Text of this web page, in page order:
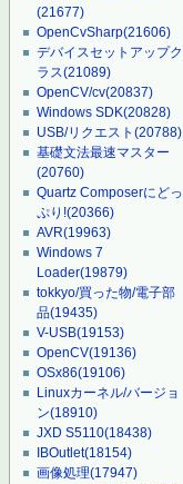
(21677)
OpenCvSharp(21606)
デバイスセットアップク
ラス(21089)
OpenCV/cv(20837)
Windows SDK(20828)
USB/リクエスト(20788)
基礎文法最速マスター
(20760)
Quartz Composerにどっ
ぷり!(20366)
AVR(19963)
Windows 7
Loader(19879)
tokkyo/買った物/電子部
品(19435)
V-USB(19153)
OpenCV(19136)
OSx86(19106)
Linuxカーネル/バージョ
ン(18910)
JXD S5110(18438)
IBOutlet(18154)
画像処理(17947)